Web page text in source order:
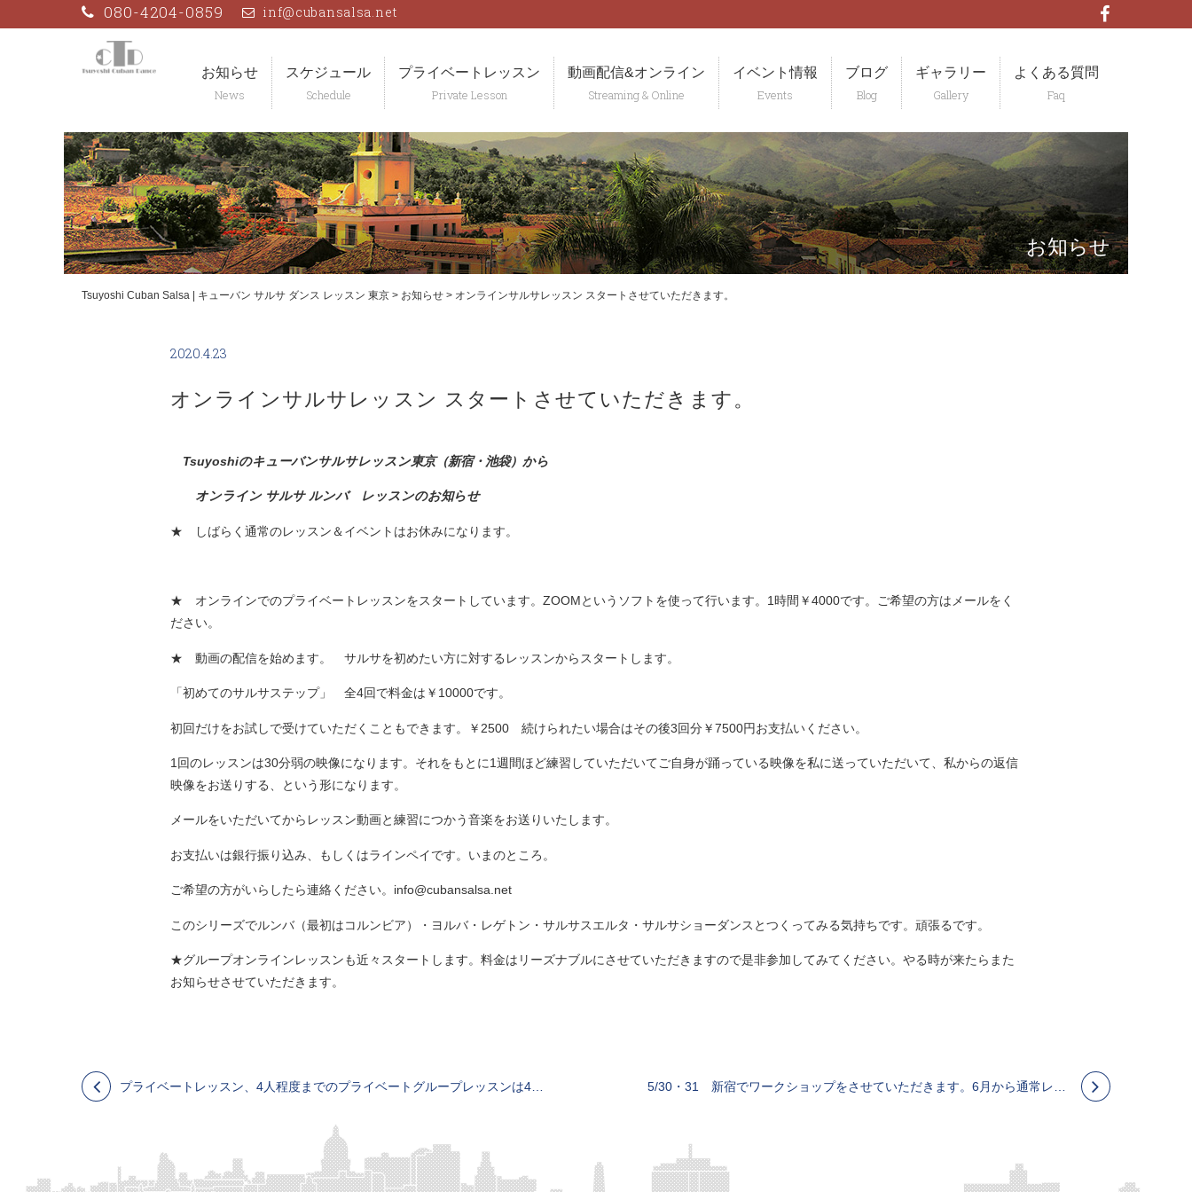
to
080-4204-0859 inf@cubansalsa.net
お知らせ スケジュール プライベートレッスン 動画配信&オンライン イベント情報 ブログ ギャラリー よくある質問
お知らせ
Tsuyoshi Cuban Salsa | キューバン サルサ ダンス レッスン 東京 > お知らせ > オンラインサルサレッスン スタートさせていただきます。
2020.4.23
オンラインサルサレッスン スタートさせていただきます。
Tsuyoshiのキューバンサルサレッスン東京（新宿・池袋）から
オンライン サルサ ルンバ レッスンのお知らせ
★ しばらく通常のレッスン＆イベントはお休みになります。
★ オンラインでのプライベートレッスンをスタートしています。ZOOMというソフトを使って行います。1時間￥4000です。ご希望の方はメールをく
ださい。
★ 動画の配信を始めます。 サルサを初めたい方に対するレッスンからスタートします。
「初めてのサルサステップ」 全4回で料金は￥10000です。
初回だけをお試しで受けていただくこともできます。￥2500 続けられたい場合はその後3回分￥7500円お支払いください。
1回のレッスンは30分弱の映像になります。それをもとに1週間ほど練習していただいてご自身が踊っている映像を私に送っていただいて、私からの返信
映像をお送りする、という形になります。
メールをいただいてからレッスン動画と練習につかう音楽をお送りいたします。
お支払いは銀行振り込み、もしくはラインペイです。いまのところ。
ご希望の方がいらしたら連絡ください。info@cubansalsa.net
このシリーズでルンバ（最初はコルンビア）・ヨルバ・レゲトン・サルサスエルタ・サルサショーダンスとつくってみる気持ちです。頑張るです。
★グループオンラインレッスンも近々スタートします。料金はリーズナブルにさせていただきますので是非参加してみてください。やる時が来たらまた
お知らせさせていただきます。
プライベートレッスン、4人程度までのプライベートグループレッスンは4/9よりスタートします！通常のサルサレッスンは5月6日までお休みになります。